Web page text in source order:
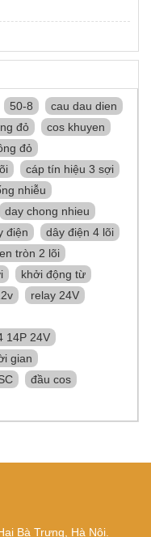
50-8
cau dau dien
đỏ
cos khuyen
đỏ
cáp tín hiệu 3 sợi
nhiễu
day chong nhieu
điện
dây điện 4 lõi
tròn 2 lõi
khởi động từ
relay 24V
14P 24V
gian
đầu cos
Bà Trưng, Hà Nội.